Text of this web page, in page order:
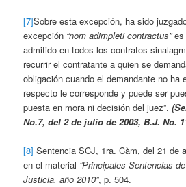
[7]Sobre esta excepción, ha sido
excepción “nom adimpleti contractus”es
admitido en todos los contratos
recurrir el contratante a quien se
obligación cuando el demandante no ha
respecto le corresponde y puede ser
puesta en mora ni decisión del juez”.
No.7, del 2 de julio de 2003, B.J. No.
[8] Sentencia SCJ, 1ra. Càm, del 21 de
en el material “Principales Sentencias
Justicia, año 2010”, p. 504.